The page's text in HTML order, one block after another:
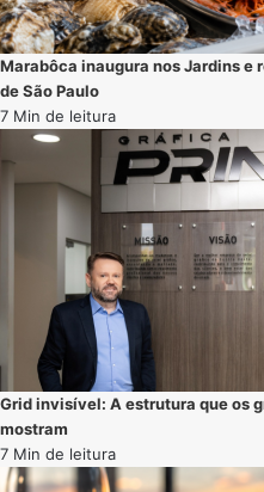
Marabôca inaugura nos Jardins e
de São Paulo
7 Min de leitura
Grid invisível: A estrutura que os
mostram
7 Min de leitura